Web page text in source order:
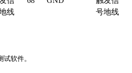
线
号地线
软件。